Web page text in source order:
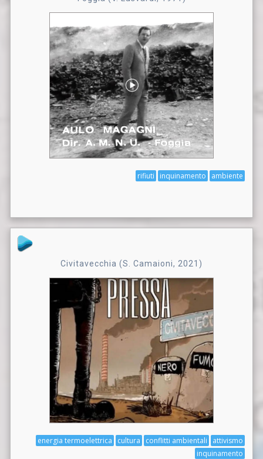
ambiente
inquinamento
rifiuti
Civitavecchia (S. Camaioni, 2021)
attivismo
conflitti ambientali
cultura
energia termoelettrica
inquinamento